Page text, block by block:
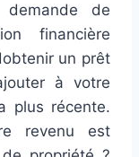
demande de
financière
un prêt
à votre
plus récente.
revenu est